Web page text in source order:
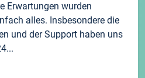
Erwartungen wurden
alles. Insbesondere die
und der Support haben uns